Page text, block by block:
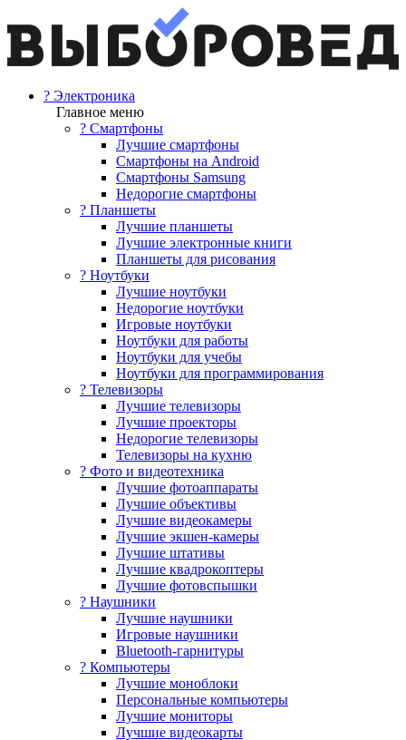
? Электроника
Главное меню
? Смартфоны
Лучшие смартфоны
Смартфоны на Android
Смартфоны Samsung
Недорогие смартфоны
? Планшеты
Лучшие планшеты
Лучшие электронные книги
Планшеты для рисования
? Ноутбуки
Лучшие ноутбуки
Недорогие ноутбуки
Игровые ноутбуки
Ноутбуки для работы
Ноутбуки для учебы
Ноутбуки для программирования
? Телевизоры
Лучшие телевизоры
Лучшие проекторы
Недорогие телевизоры
Телевизоры на кухню
? Фото и видеотехника
Лучшие фотоаппараты
Лучшие объективы
Лучшие видеокамеры
Лучшие экшен-камеры
Лучшие штативы
Лучшие квадрокоптеры
Лучшие фотовспышки
? Наушники
Лучшие наушники
Игровые наушники
Bluetooth-гарнитуры
?️ Компьютеры
Лучшие моноблоки
Персональные компьютеры
Лучшие мониторы
Лучшие видеокарты